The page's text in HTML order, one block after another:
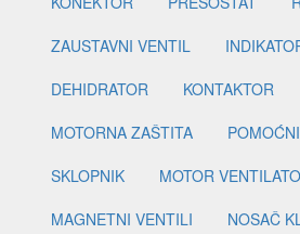
ZAUSTAVNI VENTIL
DEHIDRATOR
KONTAKTOR
MOTORNA ZAŠTITA
SKLOPNIK
MOTOR
MAGNETNI VENTILI
NOSAČ